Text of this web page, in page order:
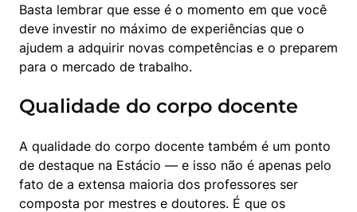
Basta lembrar que esse é o momento em que você
deve investir no máximo de experiências que o
ajudem a adquirir novas competências e o preparem
para o mercado de trabalho.
Qualidade do corpo docente
A qualidade do corpo docente também é um ponto
de destaque na Estácio — e isso não é apenas pelo
fato de a extensa maioria dos professores ser
composta por mestres e doutores. É que os